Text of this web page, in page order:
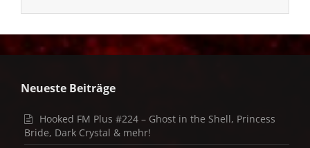
Neueste Beiträge
Hooked FM Plus #224 – Ghost in the Shell, Princess
Bride, Dark Crystal & mehr!